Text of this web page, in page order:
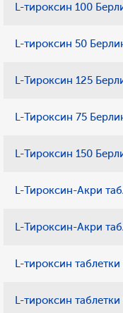
L-тироксин 100
L-тироксин 50
L-Тироксин 125
L-Тироксин 75
L-Тироксин 150
L-Тироксин-Акри
L-Тироксин-Акри
L-тироксин
L-тироксин